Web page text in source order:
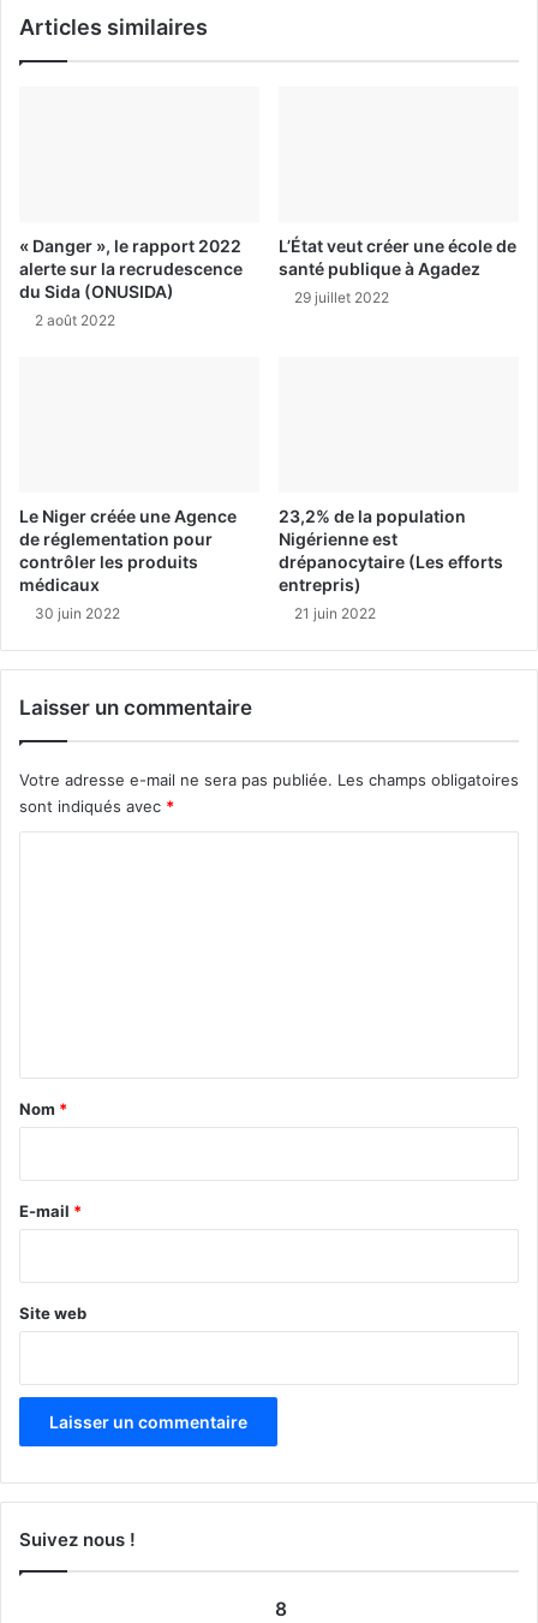
Articles similaires
« Danger », le rapport 2022
alerte sur la recrudescence
du Sida (ONUSIDA)
2 août 2022
L’État veut créer une école de
santé publique à Agadez
29 juillet 2022
Le Niger créée une Agence
de réglementation pour
contrôler les produits
médicaux
30 juin 2022
23,2% de la population
Nigérienne est
drépanocytaire (Les efforts
entrepris)
21 juin 2022
Laisser un commentaire
Votre adresse e-mail ne sera pas publiée. Les champs obligatoires
sont indiqués avec *
a
e
Nom *
E-mail *
Site web
Suivez nous !
8